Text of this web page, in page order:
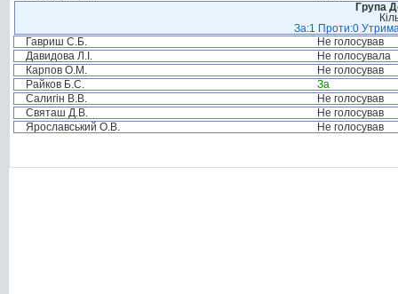
Група
За:1 Проти:0
Гавриш С.Б.
Не голосував
Давидова Л.І.
Не голосувала
Карпов О.М.
Не голосував
Райков Б.С.
За
Салигін В.В.
Не голосував
Святаш Д.В.
Не голосував
Ярославський О.В.
Не голосував